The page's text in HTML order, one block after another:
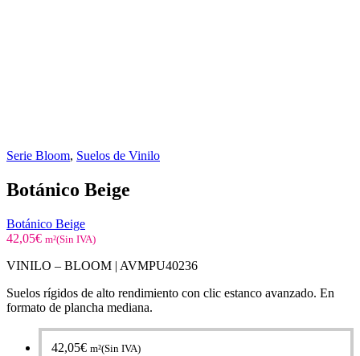
Serie Bloom, Suelos de Vinilo
Botánico Beige
Botánico Beige
42,05€ m²(Sin IVA)
VINILO – BLOOM | AVMPU40236
Suelos rígidos de alto rendimiento con clic estanco avanzado. En
formato de plancha mediana.
42,05€ m²(Sin IVA)